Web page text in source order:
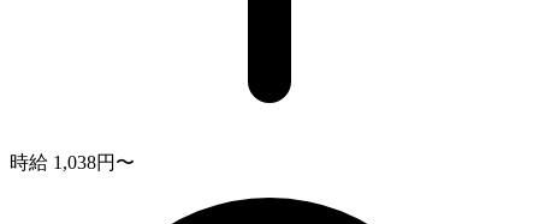
時給 1,038円〜